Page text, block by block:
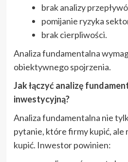
brak analizy
pomijanie ryzyka
brak cierpliwości.
Analiza fundamentalna
obiektywnego spojrzenia.
Jak łączyć analizę
inwestycyjną?
Analiza fundamentalna nie
pytanie, które firmy kupić, ale
kupić. Inwestor powinien: